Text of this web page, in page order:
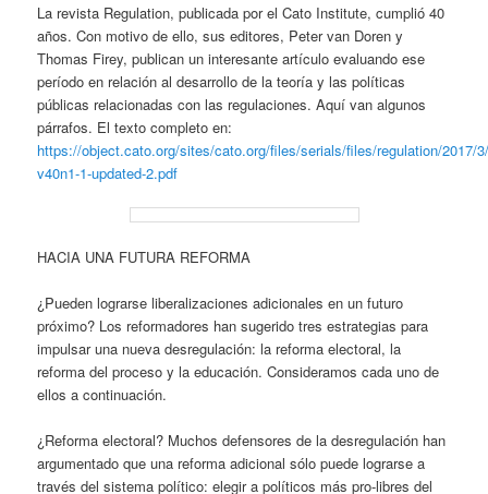
La revista Regulation, publicada por el Cato Institute, cumplió 40
años. Con motivo de ello, sus editores, Peter van Doren y
Thomas Firey, publican un interesante artículo evaluando ese
período en relación al desarrollo de la teoría y las políticas
públicas relacionadas con las regulaciones. Aquí van algunos
párrafos. El texto completo en:
https://object.cato.org/sites/cato.org/files/serials/files/regulation/2017/
v40n1-1-updated-2.pdf
HACIA UNA FUTURA REFORMA
¿Pueden lograrse liberalizaciones adicionales en un futuro
próximo? Los reformadores han sugerido tres estrategias para
impulsar una nueva desregulación: la reforma electoral, la
reforma del proceso y la educación. Consideramos cada uno de
ellos a continuación.
¿Reforma electoral? Muchos defensores de la desregulación han
argumentado que una reforma adicional sólo puede lograrse a
través del sistema político: elegir a políticos más pro-libres del